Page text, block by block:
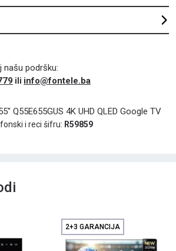
našu podršku:
ili info@fontele.ba
Q55E655GUS 4K UHD QLED Google TV
i reci šifru: R59859
2+3 GARANCIJA